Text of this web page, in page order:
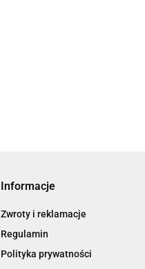
Informacje
Zwroty i reklamacje
Regulamin
Polityka prywatności